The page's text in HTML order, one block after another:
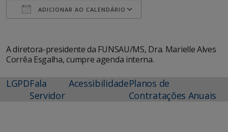
ADICIONAR AO CALENDÁRIO
A diretora-presidente da FUNSAU/MS, Dra. Marielle Alves
Corrêa Esgalha, cumpre agenda interna.
LGPDFala
Servidor
AcessibilidadePlanos de
Contratações Anuais